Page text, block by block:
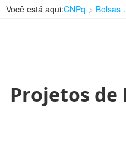
Você está aqui:CNPq
Projetos de